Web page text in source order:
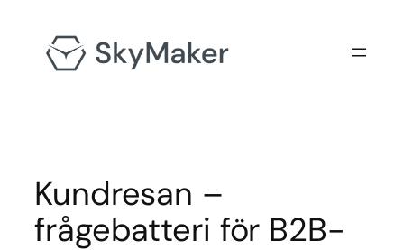
innehåll
Kundresan –
frågebatteri för B2B-